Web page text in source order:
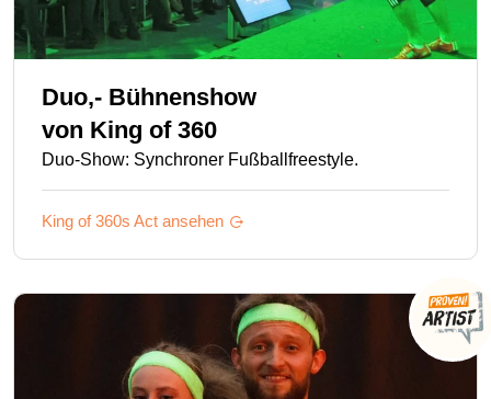
Duo,- Bühnenshow
von King of 360
Duo-Show: Synchroner Fußballfreestyle.
King of 360s Act ansehen